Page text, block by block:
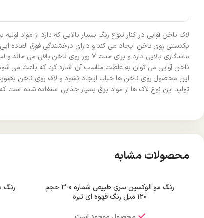
لاک ناخن آوایی در کنار تنوع رنگ بسیار بالایی که دارد از مواد
یکدستی روی ناخن ایجاد می کند و دارای درخشندگی فوق العاده
ماندگاری بالایی دارد و برای مدت
ناخن آوایی می توان به غلظت مناسب آن اشاره کرد که باعث می
این محصول روی ناخن ها حباب ایجاد نشود و لاک روی ناخن
تولید این نوع لاک ها از مواد براق بسیار جذابی استفاده شده
محصولات مشابه
رنگ مو الوکسین سری طبیعی شماره 0-3 حجم
120 میل رنگ قهوه ای تیره